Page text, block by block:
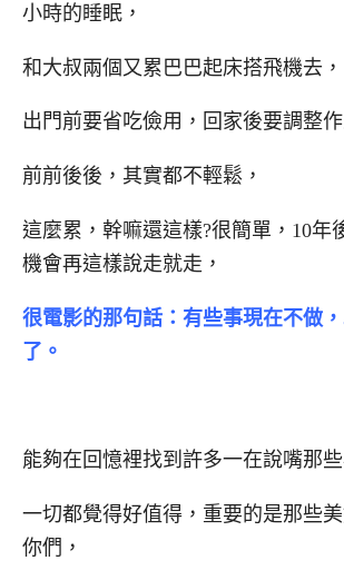
小時的睡眠，
和大叔兩個又累巴巴起床搭飛機去，
出門前要省吃儉用，回家後要調整作
前前後後，其實都不輕鬆，
這麼累，幹嘛還這樣?很簡單，10年
機會再這樣說走就走，
很電影的那句話：有些事現在不做
了。
能夠在回憶裡找到許多一在說嘴那些
一切都覺得好值得，重要的是那些
你們，